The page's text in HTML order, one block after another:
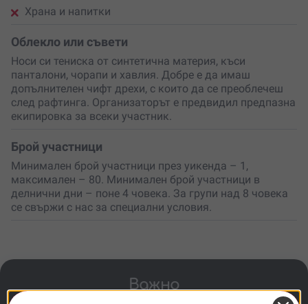
Храна и напитки
Облекло или съвети
Носи си тениска от синтетична материя, къси
панталони, чорапи и хавлия. Добре е да имаш
допълнителен чифт дрехи, с които да се преоблечеш
след рафтинга. Организаторът е предвидил предпазна
екипировка за всеки участник.
Брой участници
Минимален брой участници през уикенда – 1,
максимален – 80. Минимален брой участници в
делнични дни – поне 4 човека. За групи над 8 човека
се свържи с нас за специални условия.
Важно